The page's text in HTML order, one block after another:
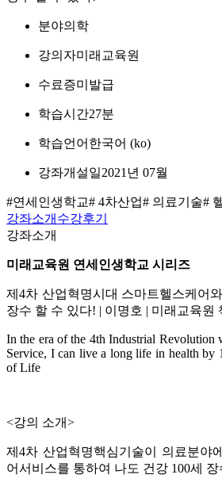
분야의학
강의자미래교육원
수료증미발급
학습시간27분
학습언어 한국어 ‎(ko)‎
강좌개설일2021년 07월
#연세인생학교# 4차산업# 의료기술#
강좌소개 수강후기
강좌소개
미래교육원 연세인생학교 시리즈
제4차 산업혁명시대 스마트헬스케어
장수 할 수 있다! | 이명호 | 미래교육원
In the era of the 4th Industrial Revolution
Service, I can live a long life in health by
of Life
<강의 소개>
제4차 산업혁명핵심기술이 의료분야
어서비스를 통하여 나도 건강 100세